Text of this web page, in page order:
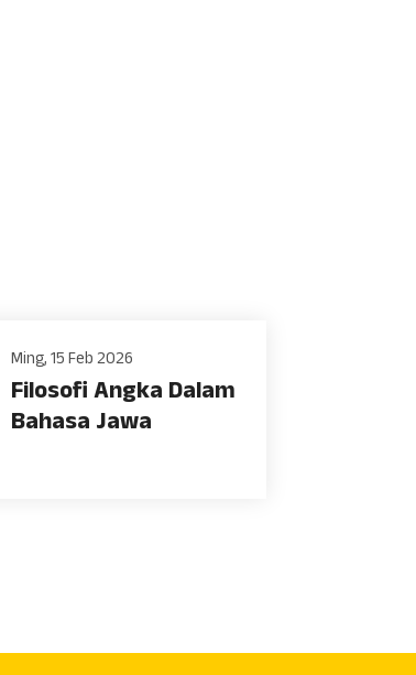
Ming, 15 Feb 2026
Filosofi Angka Dalam
Bahasa Jawa